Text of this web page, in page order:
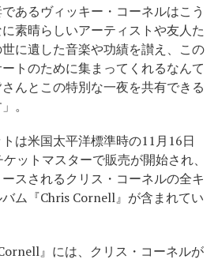
あるヴィッキー・コーネルはこう
素晴らしいアーティストや友人た
に遺した音楽や功績を讃え、この
トのために集まってくれるなんて
んとこの特別な一夜を共有できる
。
は米国太平洋標準時の11月16日
ットマスターで販売が開始され、
スされるクリス・コーネルの全キ
ム『Chris Cornell』が含まれてい
』には、クリス・コーネルが